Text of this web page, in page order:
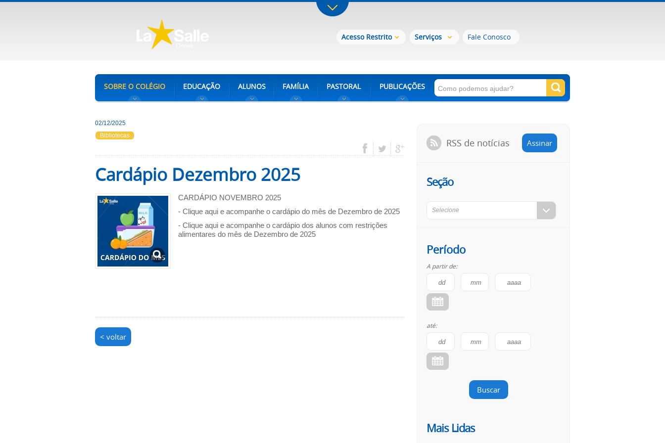
Acesso Restrito Serviços Fale Conosco
SOBRE O COLÉGIO EDUCAÇÃO ALUNOS FAMÍLIA PASTORAL PUBLICAÇÕES
02/12/2025
Bibliotecas
Cardápio Dezembro 2025
CARDÁPIO NOVEMBRO 2025
- Clique aqui e acompanhe o cardápio do mês de Dezembro de 2025
- Clique aqui e acompanhe o cardápio dos alunos com restrições
alimentares do mês de Dezembro de 2025
< voltar
RSS de notícias Assinar
Seção
Selecione
Período
A partir de:
até:
Buscar
Mais Lidas